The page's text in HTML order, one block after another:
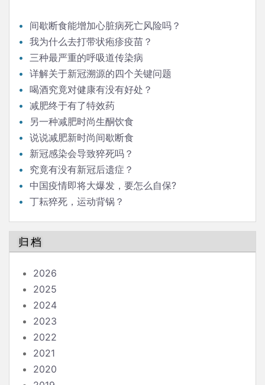
间歇断食能增加心脏病死亡风险吗？
我为什么去打带状疱疹疫苗？
三种最严重的呼吸道传染病
详解关于新冠溯源的四个关键问题
喝酒究竟对健康有没有好处？
减肥终于有了特效药
另一种减肥时尚生酮饮食
说说减肥新时尚间歇断食
新冠感染会导致猝死吗？
究竟有没有新冠后遗症？
中国疫情即将大爆发，要怎么自保?
丁耘猝死，运动背锅？
归档
2026
2025
2024
2023
2022
2021
2020